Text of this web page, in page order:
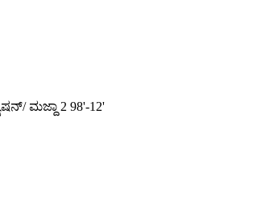
ಮಜ್ದಾ 2 98'-12'